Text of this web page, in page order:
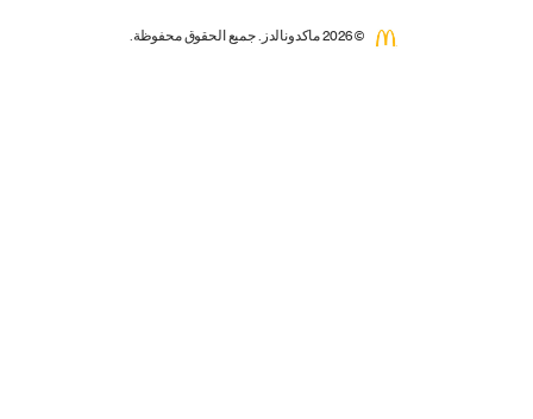
© 2026 ماكدونالدز. جميع الحقوق محفوظة.